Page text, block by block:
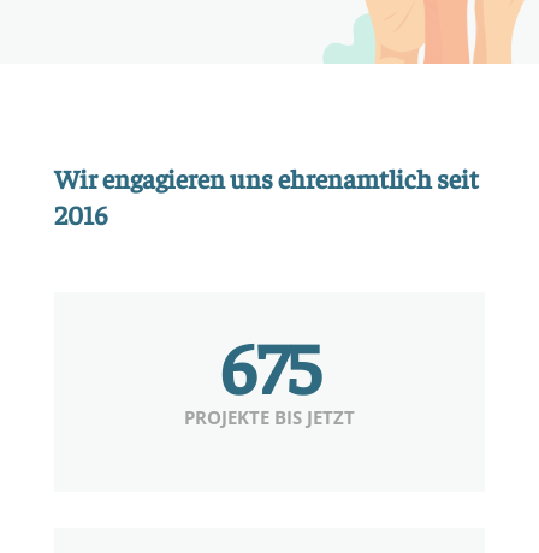
Wir engagieren uns ehrenamtlich seit
2016
675
PROJEKTE BIS JETZT